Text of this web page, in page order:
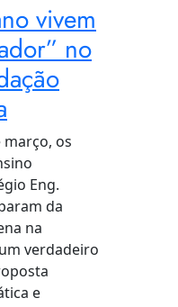
vivem
no
março, os
Eng.
da
na
verdadeiro
e